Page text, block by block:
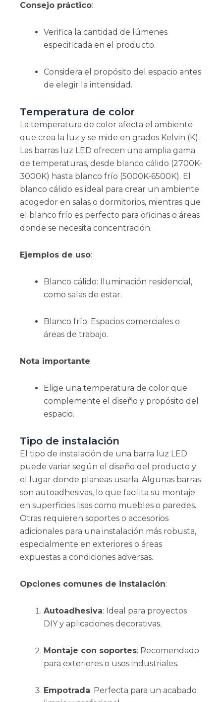
Consejo práctico:
Verifica la cantidad de lúmenes
especificada en el producto.
Considera el propósito del espacio antes
de elegir la intensidad.
Temperatura de color
La temperatura de color afecta el ambiente
que crea la luz y se mide en grados Kelvin (K).
Las barras luz LED ofrecen una amplia gama
de temperaturas, desde blanco cálido (2700K-
3000K) hasta blanco frío (5000K-6500K). El
blanco cálido es ideal para crear un ambiente
acogedor en salas o dormitorios, mientras que
el blanco frío es perfecto para oficinas o áreas
donde se necesita concentración.
Ejemplos de uso:
Blanco cálido: Iluminación residencial,
como salas de estar.
Blanco frío: Espacios comerciales o
áreas de trabajo.
Nota importante:
Elige una temperatura de color que
complemente el diseño y propósito del
espacio.
Tipo de instalación
El tipo de instalación de una barra luz LED
puede variar según el diseño del producto y
el lugar donde planeas usarla. Algunas barras
son autoadhesivas, lo que facilita su montaje
en superficies lisas como muebles o paredes.
Otras requieren soportes o accesorios
adicionales para una instalación más robusta,
especialmente en exteriores o áreas
expuestas a condiciones adversas.
Opciones comunes de instalación:
Autoadhesiva: Ideal para proyectos
DIY y aplicaciones decorativas.
Montaje con soportes: Recomendado
para exteriores o usos industriales.
Empotrada: Perfecta para un acabado